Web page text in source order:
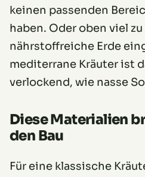
keinen passenden
haben. Oder oben viel
nährstoffreiche Erde
mediterrane Kräuter ist
verlockend, wie nasse
Diese Materialien
den Bau
Für eine klassische